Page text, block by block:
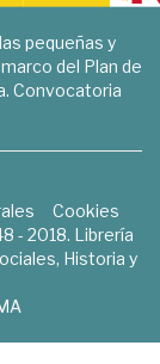
pequeñas y
del Plan de
Convocatoria
Cookies
- 2018. Librería
Historia y